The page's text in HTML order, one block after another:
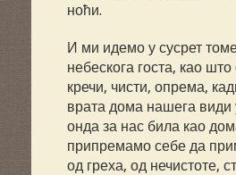
ноћи.
И ми идемо у сусрет
небескога госта, као
кречи, чисти, опрема,
врата дома нашега
онда за нас била као
припремамо себе да
од греха, од нечистоте,